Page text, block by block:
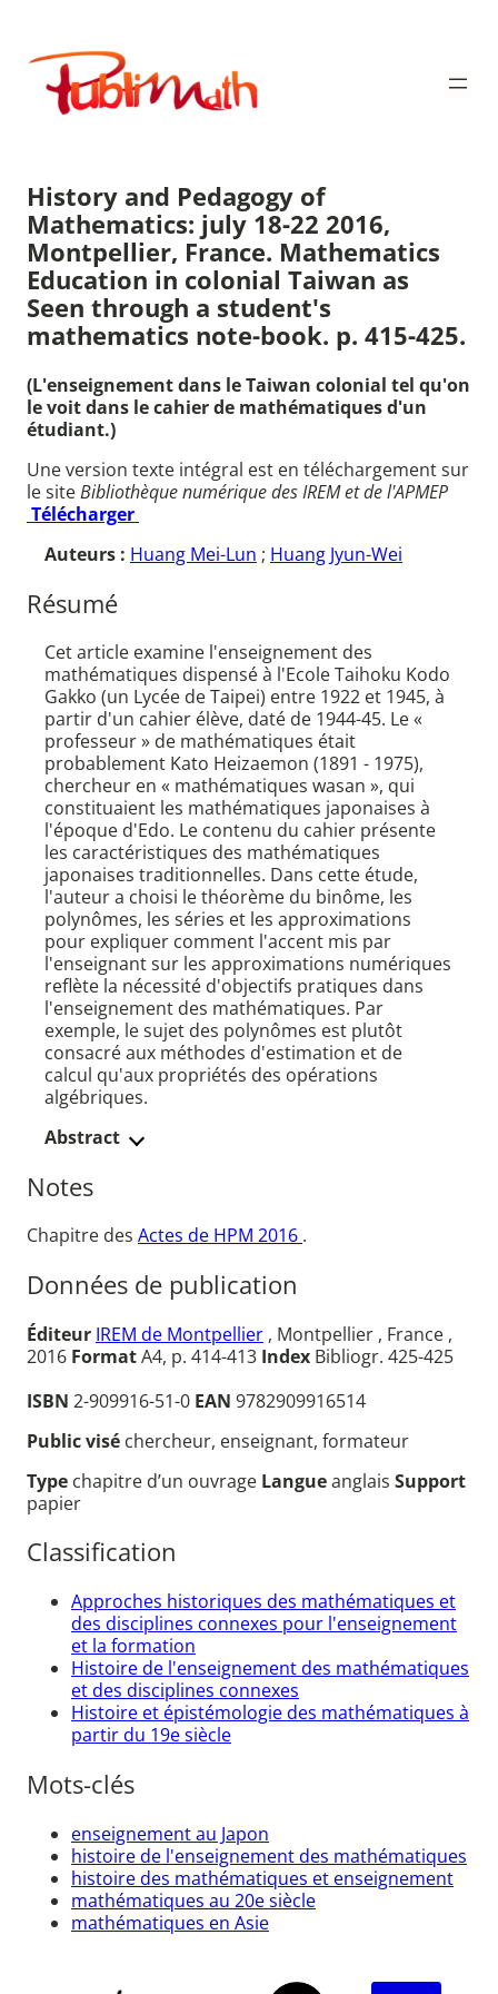
contenu
Publimath
History and Pedagogy of
Mathematics: july 18-22 2016,
Montpellier, France. Mathematics
Education in colonial Taiwan as
Seen through a student's
mathematics note-book. p. 415-425.
(L'enseignement dans le Taiwan colonial tel qu'on
le voit dans le cahier de mathématiques d'un
étudiant.)
Une version texte intégral est en téléchargement sur
le siteBibliothèque numérique des IREM et de l'APMEP
Télécharger
Auteurs : Huang Mei-Lun ; Huang Jyun-Wei
Résumé
Cet article examine l'enseignement des
mathématiques dispensé à l'Ecole Taihoku Kodo
Gakko (un Lycée de Taipei) entre 1922 et 1945, à
partir d'un cahier élève, daté de 1944-45. Le «
professeur » de mathématiques était
probablement Kato Heizaemon (1891 - 1975),
chercheur en « mathématiques wasan », qui
constituaient les mathématiques japonaises à
l'époque d'Edo. Le contenu du cahier présente
les caractéristiques des mathématiques
japonaises traditionnelles. Dans cette étude,
l'auteur a choisi le théorème du binôme, les
polynômes, les séries et les approximations
pour expliquer comment l'accent mis par
l'enseignant sur les approximations numériques
reflète la nécessité d'objectifs pratiques dans
l'enseignement des mathématiques. Par
exemple, le sujet des polynômes est plutôt
consacré aux méthodes d'estimation et de
calcul qu'aux propriétés des opérations
algébriques.
Abstract
Notes
Chapitre des Actes de HPM 2016 .
Données de publication
Éditeur IREM de Montpellier , Montpellier , France ,
2016 FormatA4, p. 414-413 Index Bibliogr. 425-425
ISBN 2-909916-51-0 EAN 9782909916514
Public visé chercheur, enseignant, formateur
Type chapitre d’un ouvrage Langueanglais Support
papier
Classification
Approches historiques des mathématiques et
des disciplines connexes pour l'enseignement
et la formation
Histoire de l'enseignement des mathématiques
et des disciplines connexes
Histoire et épistémologie des mathématiques à
partir du 19e siècle
Mots-clés
enseignement au Japon
histoire de l'enseignement des mathématiques
histoire des mathématiques et enseignement
mathématiques au 20e siècle
mathématiques en Asie